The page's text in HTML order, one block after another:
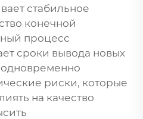
стабильное
конечной
процесс
сроки вывода новых
риски, которые
на качество